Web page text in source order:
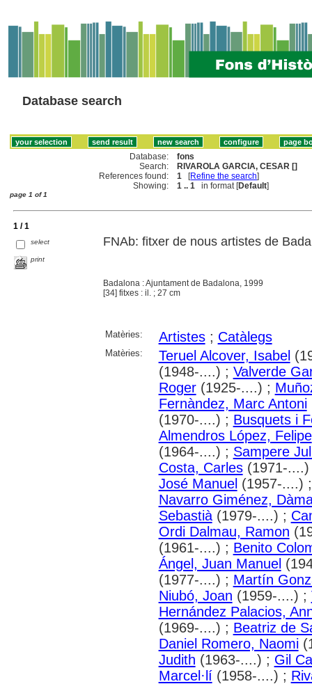
Database search
Database:
fons
Search:
RIVAROLA GARCIA, CESAR []
References found:
1 [Refine the search]
Showing:
1 .. 1 in format [Default]
page 1 of 1
1 / 1
select
print
FNAb: fitxer de nous artistes de
Badalona : Ajuntament de Badalona, 1999
[34] fitxes : il. ; 27 cm
Matèries: Artistes; Catàlegs
Matèries: Teruel Alcover, Isabel
(1948-....) ; Valverde
Roger(1925-....) ;
Fernàndez, Marc Antoni
(1970-....) ; Busquets i
Almendros López, Felipe
(1964-....) ; Sampere
Costa, Carles(1971-
José Manuel (1957-....)
Navarro Giménez,
Sebastià(1979-....) ;
Ordi Dalmau, Ramon
(1961-....) ; Benito
Ángel, Juan Manuel
(1977-....) ; Martín
Niubó, Joan (1959-....) ;
Hernández Palacios,
(1969-....) ; Beatriz de
Daniel Romero, Naomi
Judith (1963-....) ; Gil
Marcel·lí(1958-....) ;